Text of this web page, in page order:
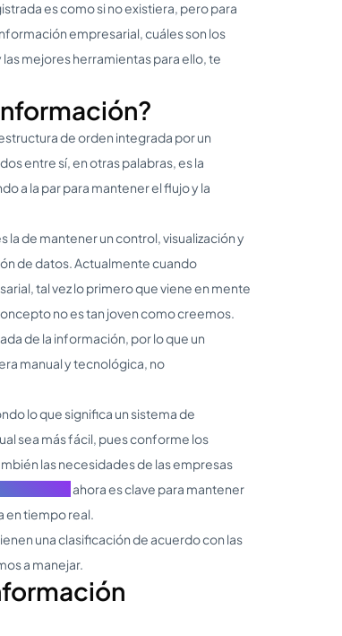
es como si no existiera, pero para
empresarial, cuáles son los
mejores herramientas para ello, te
de orden integrada por un
entre sí, en otras palabras, es la
a la par para mantener el flujo y la
de mantener un control, visualización y
de datos. Actualmente cuando
tal vez lo primero que viene en mente
no es tan joven como creemos.
de la información, por lo que un
manual y tecnológica, no
lo que significa un sistema de
sea más fácil, pues conforme los
las necesidades de las empresas
ahora es clave para mantener
en tiempo real.
una clasificación de acuerdo con las
a manejar.